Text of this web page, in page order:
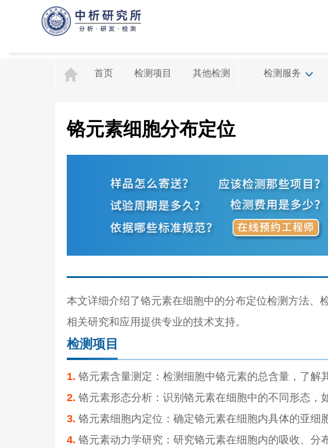
首页 检测项目 其他检测 检测服务
铬元素细胞分布定位
本文详细介绍了铬元素在细胞中的分布定位检测方法、
相关研究和应用提供专业的技术支持。
检测项目
1. 铬元素含量测定：检测细胞中铬元素的总含量，了解
2. 铬元素形态分析：识别铬元素在细胞中的不同形态，
3. 铬元素细胞内定位：确定铬元素在细胞内具体的亚细
4. 铬元素动力学研究：研究铬元素在细胞内的吸收、分